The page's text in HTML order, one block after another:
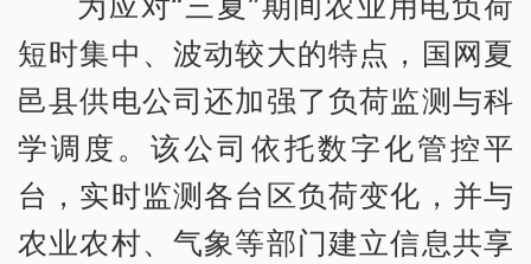
短时集中、波动较大的特点，国网夏
邑县供电公司还加强了负荷监测与科
学调度。该公司依托数字化管控平
台，实时监测各台区负荷变化，并与
农业农村、气象等部门建立信息共享